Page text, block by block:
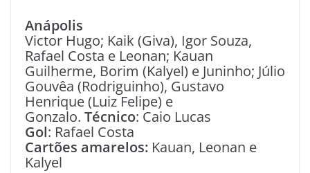
Anápolis
Victor Hugo; Kaik (Giva), Igor Souza,
Rafael Costa e Leonan; Kauan
Guilherme, Borim (Kalyel) e Juninho; Júlio
Gouvêa (Rodriguinho), Gustavo
Henrique (Luiz Felipe) e
Gonzalo. Técnico: Caio Lucas
Gol: Rafael Costa
Cartões amarelos: Kauan, Leonan e
Kalyel